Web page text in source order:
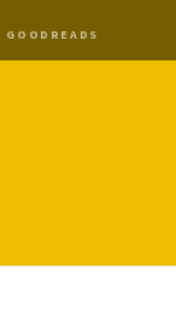
GOODREADS